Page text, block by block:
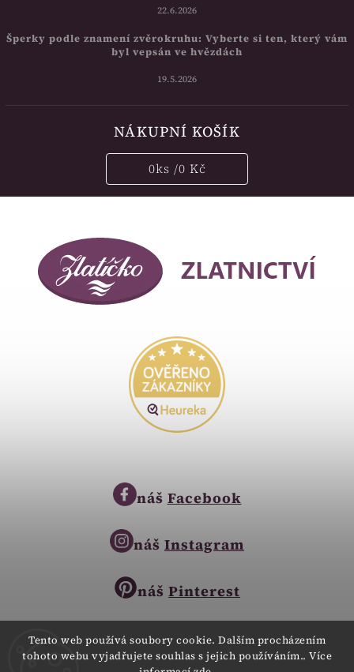
Tento web používá soubory cookie. Dalším procházením
tohoto webu vyjadřujete souhlas s jejich používáním.. Více
22.6.2026
Šperky podle znamení zvěrokruhu: Vyberte si ten, který vám
byl vepsán ve hvězdách
19.5.2026
NÁKUPNÍ KOŠÍK
0ks /0 Kč
náš Facebook
náš Instagram
náš Pinterest
Copyright © 2023